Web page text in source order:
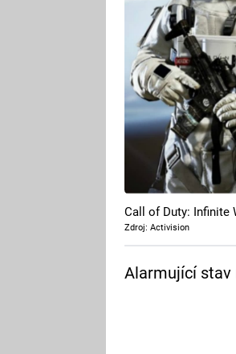
Call of Duty: Infinite
Zdroj: Activision
Alarmující stav